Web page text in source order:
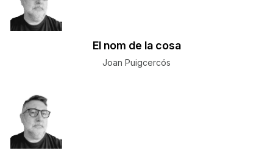
El nom de la cosa
Joan Puigcercós